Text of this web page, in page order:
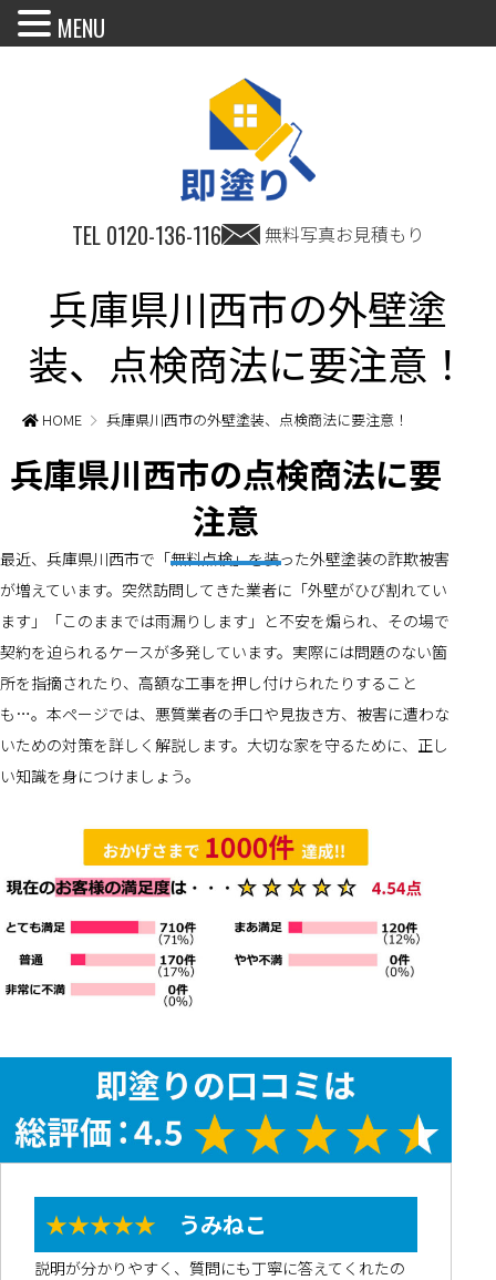
TEL 0120-136-116 無料写真お見積もり
兵庫県川西市の外壁塗
装、点検商法に要注意！
HOME 兵庫県川西市の外壁塗装、点検商法に要注意！
兵庫県川西市の点検商法に要
注意
最近、兵庫県川西市で「無料点検」を装った外壁塗装の詐欺被害
が増えています。突然訪問してきた業者に「外壁がひび割れてい
ます」「このままでは雨漏りします」と不安を煽られ、その場で
契約を迫られるケースが多発しています。実際には問題のない箇
所を指摘されたり、高額な工事を押し付けられたりすること
も…。本ページでは、悪質業者の手口や見抜き方、被害に遭わな
いための対策を詳しく解説します。大切な家を守るために、正し
い知識を身につけましょう。
★★★★★ うみねこ
説明が分かりやすく、質問にも丁寧に答えてくれたの
MENU